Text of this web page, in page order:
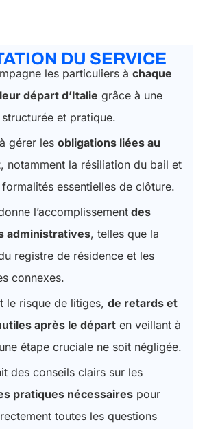
DU SERVICE
les particuliers àchaque
départ d’Italie grâce à une
et pratique.
gérer lesobligations liées au
, notamment la résiliation du bail et
essentielles de clôture.
l’accomplissement des
administratives, telles que la
registre de résidence et les
connexes.
le risque de litiges,de retards et
après le départ en veillant à
étape cruciale ne soit négligée.
des conseils clairs sur les
pratiques nécessaires pour
toutes les questions